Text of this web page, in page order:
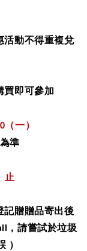
活動不得重複兌
買即可參加
（一）
準
止
記贈贈品寄出後
，請嘗試於垃圾
）